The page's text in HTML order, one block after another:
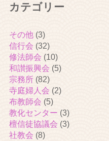
カテゴリー
その他(3)
信行会 (32)
修法師会 (10)
和讃振興会 (5)
宗務所(82)
寺庭婦人会 (2)
布教師会 (5)
教化センター (3)
檀信徒協議会 (3)
社教会 (8)